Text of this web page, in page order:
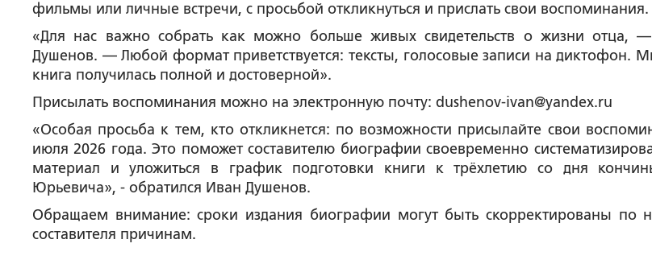
фильмы или личные встречи, с просьбой откликнуться и прислать свои воспоминания.
«Для нас важно собрать как можно больше живых свидетельств о жизни отца,
Душенов. — Любой формат приветствуется: тексты, голосовые записи на диктофон.
книга получилась полной и достоверной».
Присылать воспоминания можно на электронную почту: dushenov-ivan@yandex.ru
«Особая просьба к тем, кто откликнется: по возможности присылайте свои
июля 2026 года. Это поможет составителю биографии своевременно
материал и уложиться в график подготовки книги к трёхлетию со дня
Юрьевича», - обратился Иван Душенов.
Обращаем внимание: сроки издания биографии могут быть скорректированы по
составителя причинам.